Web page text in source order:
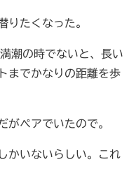
りたくなった。
潮の時でないと、長い
までかなりの距離を歩
がペアでいたので。
かいないらしい。これ